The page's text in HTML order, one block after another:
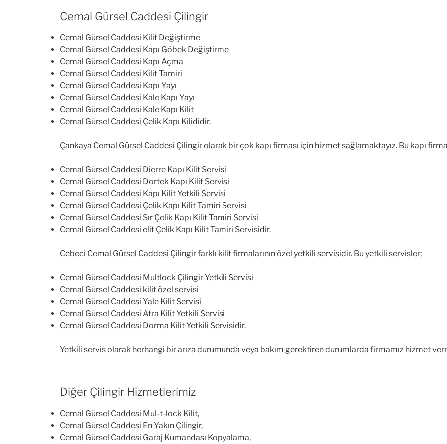
Cemal Gürsel Caddesi Çilingir
Cemal Gürsel Caddesi Kilit Değiştirme
Cemal Gürsel Caddesi Kapı Göbek Değiştirme
Cemal Gürsel Caddesi Kapı Açma
Cemal Gürsel Caddesi Kilit Tamiri
Cemal Gürsel Caddesi Kapı Yayı
Cemal Gürsel Caddesi Kale Kapı Yayı
Cemal Gürsel Caddesi Kale Kapı Kilit
Cemal Gürsel Caddesi Çelik Kapı Kilididir.
Çankaya Cemal Gürsel Caddesi Çilingir olarak bir çok kapı firması için hizmet sağlamaktayız. Bu kapı
Cemal Gürsel Caddesi Dierre Kapı Kilit Servisi
Cemal Gürsel Caddesi Dortek Kapı Kilit Servisi
Cemal Gürsel Caddesi Kapı Kilit Yetkili Servisi
Cemal Gürsel Caddesi Çelik Kapı Kilit Tamiri Servisi
Cemal Gürsel Caddesi Sır Çelik Kapı Kilit Tamiri Servisi
Cemal Gürsel Caddesi elit Çelik Kapı Kilit Tamiri Servisidir.
Cebeci Cemal Gürsel Caddesi Çilingir farklı kilit firmalarının özel yetkili servisidir. Bu yetkili servisler;
Cemal Gürsel Caddesi Multlock Çilingir Yetkili Servisi
Cemal Gürsel Caddesi kilit özel servisi
Cemal Gürsel Caddesi Yale Kilit Servisi
Cemal Gürsel Caddesi Atra Kilit Yetkili Servisi
Cemal Gürsel Caddesi Dorma Kilit Yetkili Servisidir.
Yetkili servis olarak herhangi bir arıza durumunda veya bakım gerektiren durumlarda firmamız hizmet
Diğer Çilingir Hizmetlerimiz
Cemal Gürsel Caddesi Mul-t-lock Kilit,
Cemal Gürsel Caddesi En Yakın Çilingir,
Cemal Gürsel Caddesi Garaj Kumandası Kopyalama,